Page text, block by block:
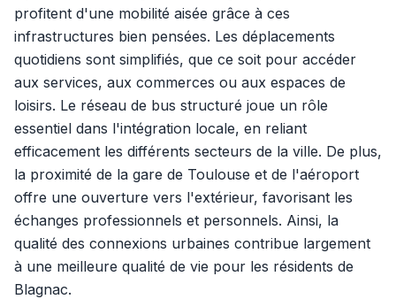
profitent d'une mobilité aisée grâce à ces
infrastructures bien pensées. Les déplacements
quotidiens sont simplifiés, que ce soit pour accéder
aux services, aux commerces ou aux espaces de
loisirs. Le réseau de bus structuré joue un rôle
essentiel dans l'intégration locale, en reliant
efficacement les différents secteurs de la ville. De plus,
la proximité de la gare de Toulouse et de l'aéroport
offre une ouverture vers l'extérieur, favorisant les
échanges professionnels et personnels. Ainsi, la
qualité des connexions urbaines contribue largement
à une meilleure qualité de vie pour les résidents de
Blagnac.